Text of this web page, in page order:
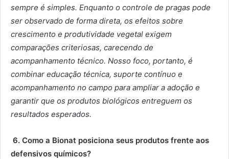
sempre é simples. Enquanto o controle de pragas pode
ser observado de forma direta, os efeitos sobre
crescimento e produtividade vegetal exigem
comparações criteriosas, carecendo de
acompanhamento técnico. Nosso foco, portanto, é
combinar educação técnica, suporte contínuo e
acompanhamento no campo para ampliar a adoção e
garantir que os produtos biológicos entreguem os
resultados esperados.
6. Como a Bionat posiciona seus produtos frente aos
defensivos químicos?